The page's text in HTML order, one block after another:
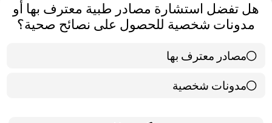
هل تفضل استشارة مصادر طبية معترف بها أو
مدونات شخصية للحصول على نصائح صحية؟
مصادر معترف بها
39 ( 65 % )
مدونات شخصية
21 ( 35 % )